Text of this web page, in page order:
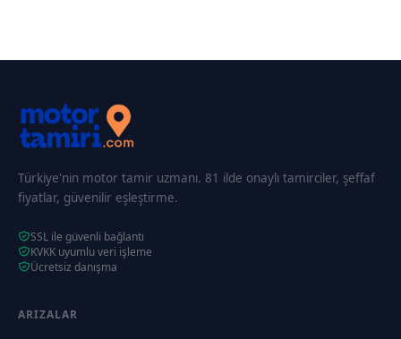
Türkiye'nin motor tamir uzmanı. 81 ilde onaylı tamirciler, şeffaf
fiyatlar, güvenilir eşleştirme.
SSL ile güvenli bağlantı
KVKK uyumlu veri işleme
Ücretsiz danışma
ARIZALAR